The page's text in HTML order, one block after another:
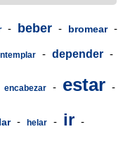
- beber - bromear -
- depender -
encabezar - estar -
- helar - ir -